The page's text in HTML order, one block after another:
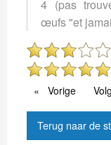
4 (pas
œufs "et
Vorige Vorige
Terug naar de